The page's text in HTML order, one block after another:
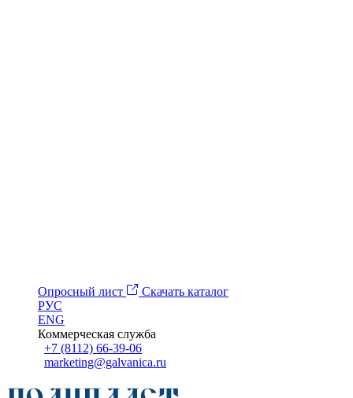
Опросный лист
Скачать каталог
РУС
ENG
Коммерческая служба
+7 (8112) 66-39-06
marketing@galvanica.ru